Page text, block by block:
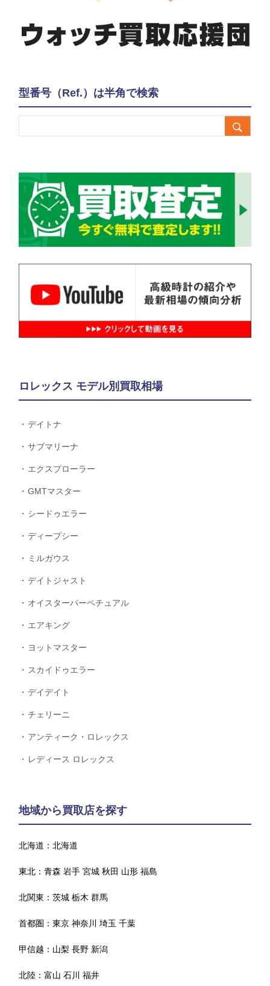
型番号（Ref.）は半角で検索

ロレックス モデル別買取相場
デイトナ
サブマリーナ
エクスプローラー
GMTマスター
シードゥエラー
ディープシー
ミルガウス
デイトジャスト
オイスターパーペチュアル
エアキング
ヨットマスター
スカイドゥエラー
デイデイト
チェリーニ
アンティーク・ロレックス
レディース ロレックス
地域から買取店を探す
北海道：北海道
東北：青森 岩手 宮城 秋田 山形 福島
北関東：茨城 栃木 群馬
首都圏：東京 神奈川 埼玉 千葉
甲信越： 山梨 長野 新潟
北陸：富山 石川 福井